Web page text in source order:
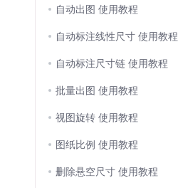
自动出图 使用教程
自动标注线性尺寸 使用教程
⾃动标注尺⼨链 使用教程
批量出图 使用教程
视图旋转 使用教程
图纸比例 使用教程
删除悬空尺寸 使用教程